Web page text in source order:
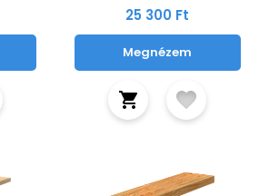
25 300 Ft
Megnézem